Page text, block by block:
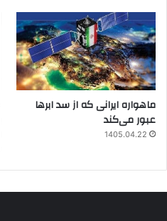
ماهواره ایرانی که از سد ابرها
عبور می‌کند
1405.04.22